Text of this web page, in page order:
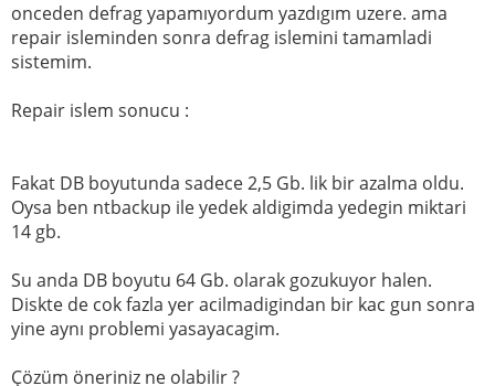
onceden defrag yapamıyordum yazdıgım uzere. ama
repair isleminden sonra defrag islemini tamamladi
sistemim.
Repair islem sonucu :
Fakat DB boyutunda sadece 2,5 Gb. lik bir azalma oldu.
Oysa ben ntbackup ile yedek aldigimda yedegin miktari
14 gb.
Su anda DB boyutu 64 Gb. olarak gozukuyor halen.
Diskte de cok fazla yer acilmadigindan bir kac gun sonra
yine aynı problemi yasayacagim.
Çözüm öneriniz ne olabilir ?